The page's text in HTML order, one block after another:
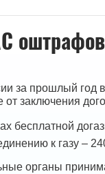
за прошлый год
от заключения
бесплатной
к газу –
органы